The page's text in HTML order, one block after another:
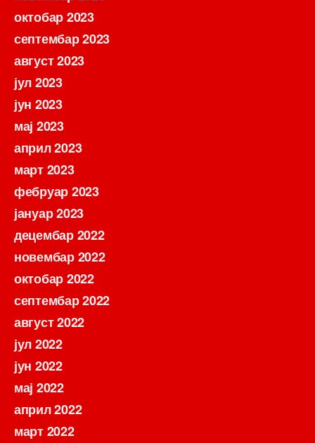
октобар 2023
септембар 2023
август 2023
јул 2023
јун 2023
мај 2023
април 2023
март 2023
фебруар 2023
јануар 2023
децембар 2022
новембар 2022
октобар 2022
септембар 2022
август 2022
јул 2022
јун 2022
мај 2022
април 2022
март 2022